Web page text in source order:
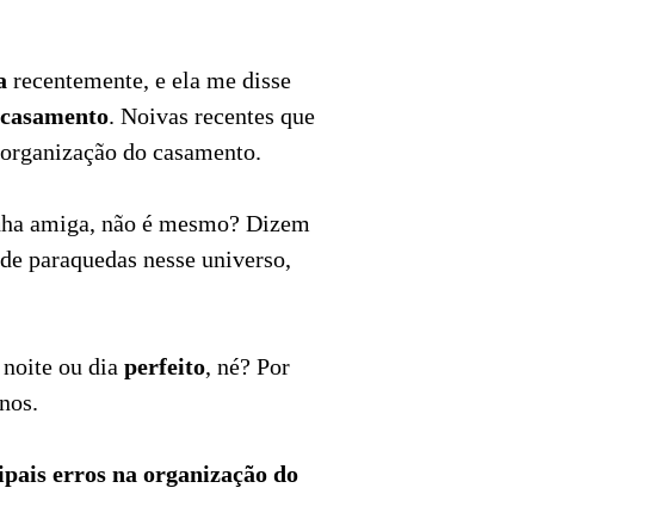
recentemente, e ela me disse
. Noivas recentes que
do casamento.
amiga, não é mesmo? Dizem
paraquedas nesse universo,
ou dia perfeito, né? Por
erros na organização do